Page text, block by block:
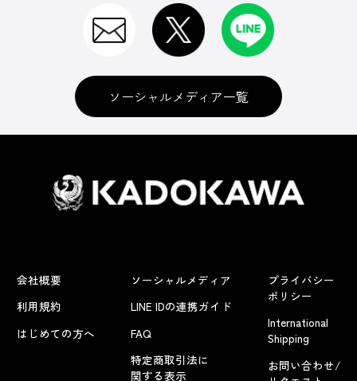
ソーシャルメディア一覧
会社概要
利用規約
はじめての方へ
ソーシャルメディア
LINE IDの連携ガイド
FAQ
特定商取引法に
関する表示
プライバシー
ポリシー
International
Shipping
お問い合わせ/